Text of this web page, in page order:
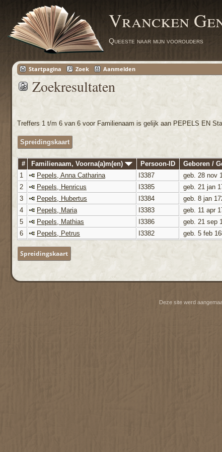
Vrancken
Queeste naar mijn voorouders
Startpagina Zoek Aanmelden
Zoekresultaten
Treffers 1 t/m 6 van 6 voor Familienaam is gelijk aan PEPELS EN
Spreidingskaart
# Familienaam, Voorna(a)m(en) Persoon-ID Geboren /
1
Pepels, Anna Catharina I3387 geb. 28 nov
2
Pepels, Henricus I3385 geb. 21 jan
3
Pepels, Hubertus I3384 geb. 8 jan
4
Pepels, Maria I3383 geb. 11 apr
5
Pepels, Mathias I3386 geb. 21 sep
6
Pepels, Petrus I3382 geb. 5 feb
Spreidingskaart
Deze site werd